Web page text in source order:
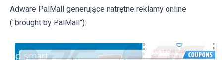
Adware PalMall generujące natrętne reklamy online
("brought by PalMall"):